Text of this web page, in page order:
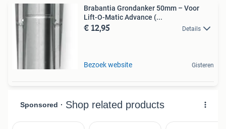
Brabantia Grondanker 50mm – Voor
Lift-O-Matic Advance (...
€ 12,95 Details
Bezoek website Gisteren